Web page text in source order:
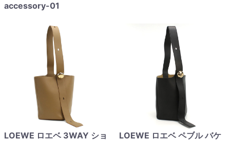
accessory-01
LOEWE ロエベ 3WAY ショ
LOEWE ロエベ ペブル バケ